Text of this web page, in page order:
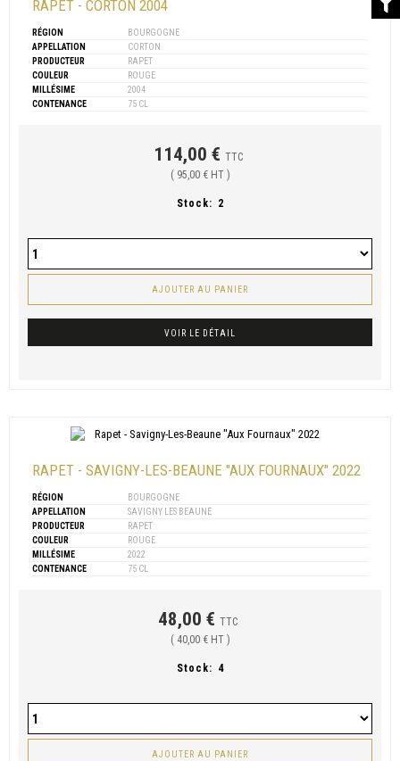
RAPET - CORTON 2004
RÉGION
BOURGOGNE
APPELLATION
CORTON
PRODUCTEUR
RAPET
COULEUR
ROUGE
MILLÉSIME
2004
CONTENANCE
75 CL
114,00 € TTC
( 95,00 € HT )
Stock: 2
AJOUTER AU PANIER
VOIR LE DÉTAIL
RAPET - SAVIGNY-LES-BEAUNE "AUX FOURNAUX" 2022
RÉGION
BOURGOGNE
APPELLATION
SAVIGNY LES BEAUNE
PRODUCTEUR
RAPET
COULEUR
ROUGE
MILLÉSIME
2022
CONTENANCE
75 CL
48,00 € TTC
( 40,00 € HT )
Stock: 4
AJOUTER AU PANIER